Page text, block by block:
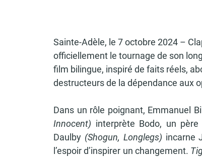
Sainte-Adèle, le 7 octobre 2024 –
officiellement le tournage de son
film bilingue, inspiré de faits réels,
destructeurs de la dépendance aux
Dans un rôle poignant, Emmanuel
Innocent) interprète Bodo, un
Daulby (Shogun, Longlegs) incarne
l’espoir d’inspirer un changement.